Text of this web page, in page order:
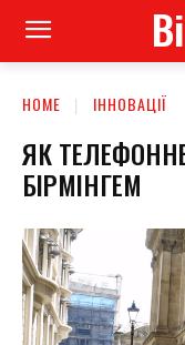
HOME ІННОВАЦІЇ
ЯК
БІРМІНГЕМ